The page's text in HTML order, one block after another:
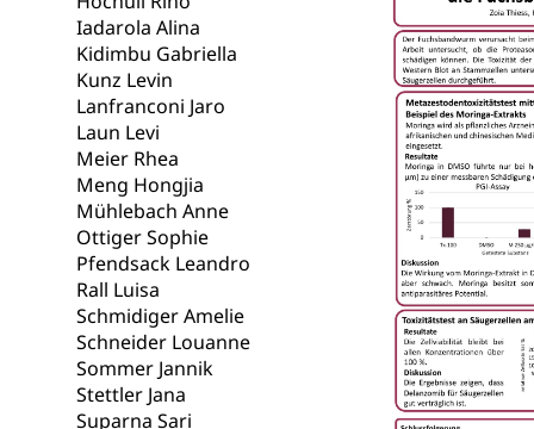
Iadarola Alina
Kidimbu Gabriella
Kunz Levin
Lanfranconi Jaro
Laun Levi
Meier Rhea
Meng Hongjia
Mühlebach Anne
Ottiger Sophie
Pfendsack Leandro
Rall Luisa
Schmidiger Amelie
Schneider Louanne
Sommer Jannik
Stettler Jana
Suparna Sari
Trinkwasser
Prävention
Soziale
Kranken-
Soziales
Sucht und
Fachstelle